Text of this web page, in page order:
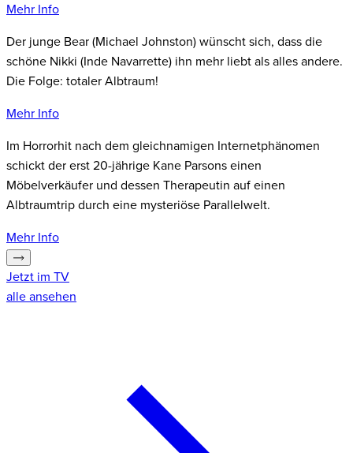
Mehr Info
Der junge Bear (Michael Johnston) wünscht sich, dass die
schöne Nikki (Inde Navarrette) ihn mehr liebt als alles andere.
Die Folge: totaler Albtraum!
Mehr Info
Im Horrorhit nach dem gleichnamigen Internetphänomen
schickt der erst 20-jährige Kane Parsons einen
Möbelverkäufer und dessen Therapeutin auf einen
Albtraumtrip durch eine mysteriöse Parallelwelt.
Mehr Info
Jetzt im TV
alle ansehen